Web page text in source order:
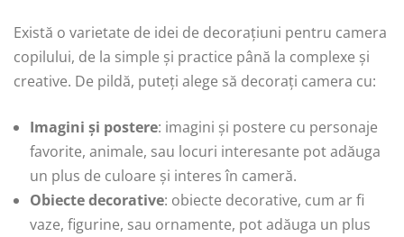
Există o varietate de idei de decorațiuni pentru camera
copilului, de la simple și practice până la complexe și
creative. De pildă, puteți alege să decorați camera cu:
Imagini și postere: imagini și postere cu personaje
favorite, animale, sau locuri interesante pot adăuga
un plus de culoare și interes în cameră.
Obiecte decorative: obiecte decorative, cum ar fi
vaze, figurine, sau ornamente, pot adăuga un plus